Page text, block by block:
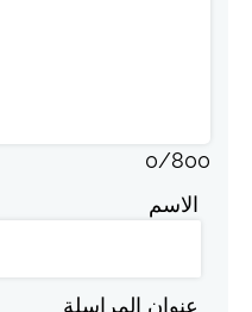
0/800
الاسم
عنوان المراسلة